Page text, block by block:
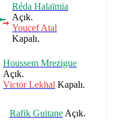
Réda Halaïmia
Açık.
Youcef Atal
Kapalı.
Houssem Mrezigue
Açık.
Victor Lekhal Kapalı.
Rafik GuitaneAçık.